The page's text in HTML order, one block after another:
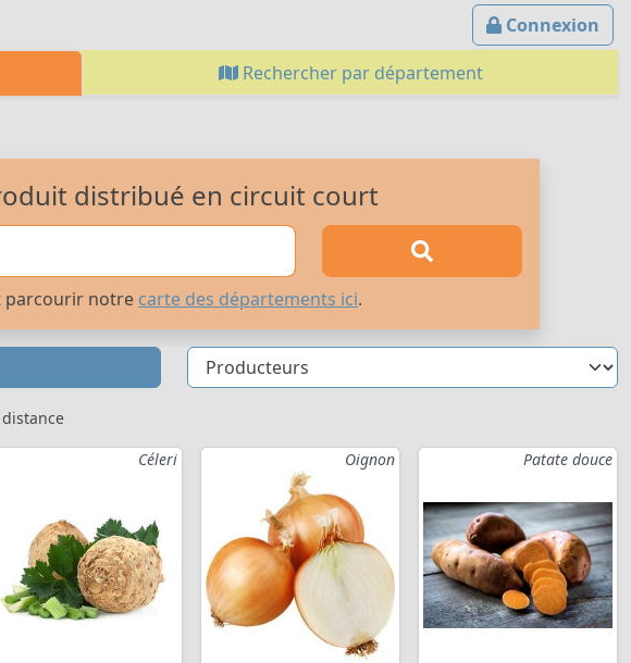
Connexion
Rechercher par département
distribué en circuit court
parcourir notre carte des départements ici.
Céleri Oignon Patate douce